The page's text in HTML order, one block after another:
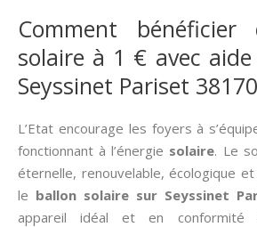
Comment bénéficier
solaire à 1 € avec aide
Seyssinet Pariset
L’Etat encourage les foyers à
fonctionnant à l’énergie solaire. Le
éternelle, renouvelable, écologique
le ballon solaire sur Seyssinet
appareil idéal et en conformité